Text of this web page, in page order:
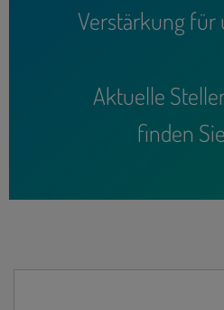
Verstärkung für
Aktuelle
finden